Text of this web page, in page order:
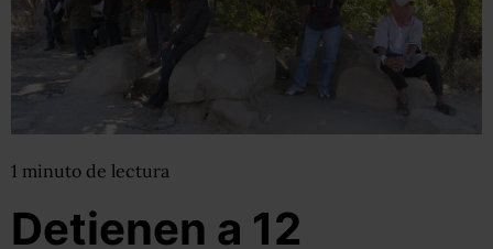
1 minuto de lectura
Detienen a 12